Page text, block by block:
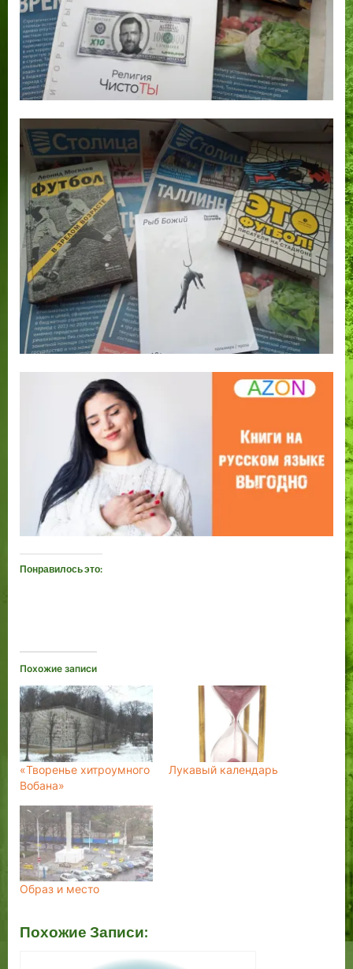
Понравилось это:
Похожие записи
«Творенье хитроумного
Вобана»
Лукавый календарь
Образ и место
Похожие Записи: